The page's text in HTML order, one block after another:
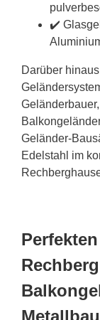
✔️
Darüber
Geländer-
Edelstahl im